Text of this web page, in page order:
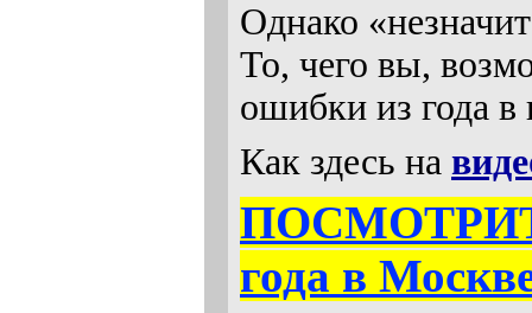
Однако
То, чего вы,
ошибки из года в
Как здесь на
года в